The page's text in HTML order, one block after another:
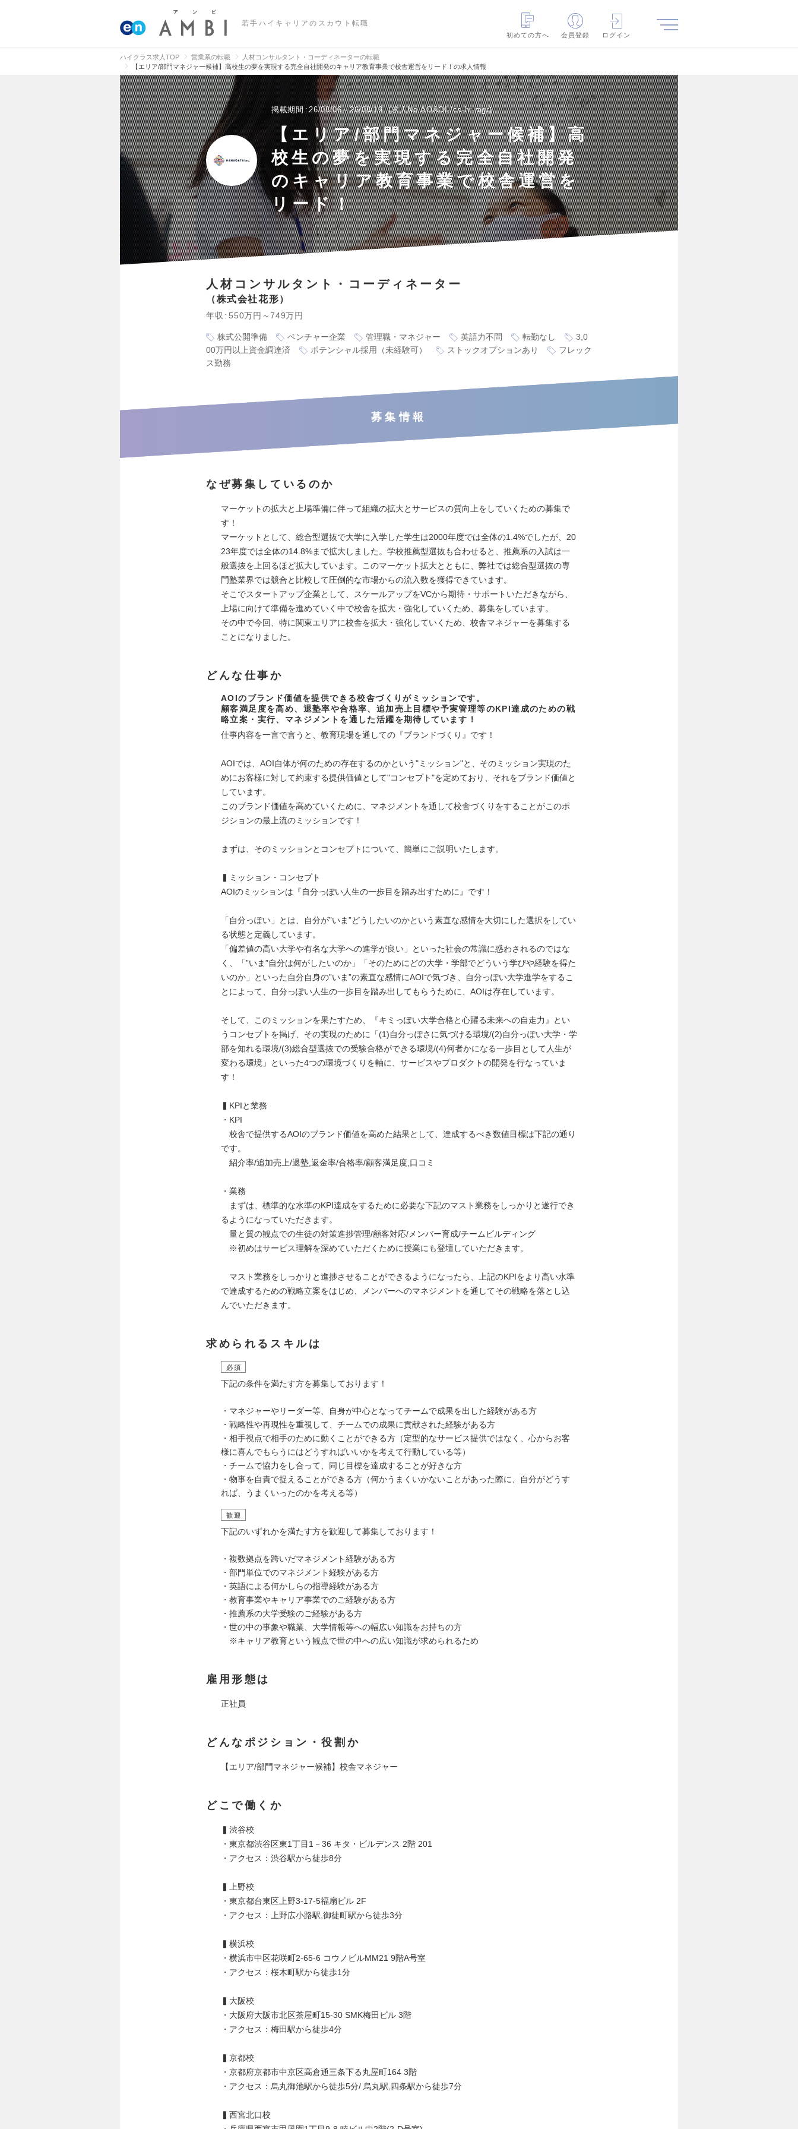
若手ハイキャリアのスカウト転職
初めての方へ
会員登録 ログイン
ハイクラス求人TOP 営業系の転職
人材コンサルタント・コーディネーターの転職
【エリア/部門マネジャー候補】高校生の夢を実現する完全自社開発のキャリア教育事業で校舎運営をリード！の求人情報
掲載期間 26/08/06～26/08/19 求人No.AOAOI-/cs-hr-mgr
【エリア/部門マネジャー候補】高
校生の夢を実現する完全自社開発
のキャリア教育事業で校舎運営を
リード！
人材コンサルタント・コーディネーター
株式会社花形
年収 550万円～749万円
株式公開準備 ベンチャー企業 管理職・マネジャー 英語力不問 転勤なし
3,0
00万円以上資金調達済
ポテンシャル採用（未経験可） ストックオプションあり
フレック
ス勤務
募集情報
なぜ募集しているのか
マーケットの拡大と上場準備に伴って組織の拡大とサービスの質向上をしていくための募集で
す！
マーケットとして、総合型選抜で大学に入学した学生は2000年度では全体の1.4%でしたが、20
23年度では全体の14.8%まで拡大しました。学校推薦型選抜も合わせると、推薦系の入試は一
般選抜を上回るほど拡大しています。このマーケット拡大とともに、弊社では総合型選抜の専
門塾業界では競合と比較して圧倒的な市場からの流入数を獲得できています。
そこでスタートアップ企業として、スケールアップをVCから期待・サポートいただきながら、
上場に向けて準備を進めていく中で校舎を拡大・強化していくため、募集をしています。
その中で今回、特に関東エリアに校舎を拡大・強化していくため、校舎マネジャーを募集する
ことになりました。
どんな仕事か
AOIのブランド価値を提供できる校舎づくりがミッションです。
顧客満足度を高め、退塾率や合格率、追加売上目標や予実管理等のKPI達成のための戦
略立案・実行、マネジメントを通した活躍を期待しています！
仕事内容を一言で言うと、教育現場を通しての『ブランドづくり』です！
AOIでは、AOI自体が何のための存在するのかという"ミッション"と、そのミッション実現のた
めにお客様に対して約束する提供価値として"コンセプト"を定めており、それをブランド価値と
しています。
このブランド価値を高めていくために、マネジメントを通して校舎づくりをすることがこのポ
ジションの最上流のミッションです！
まずは、そのミッションとコンセプトについて、簡単にご説明いたします。
▍ミッション・コンセプト
AOIのミッションは『自分っぽい人生の一歩目を踏み出すために』です！
「自分っぽい」とは、自分が”いま”どうしたいのかという素直な感情を大切にした選択をしてい
る状態と定義しています。
「偏差値の高い大学や有名な大学への進学が良い」といった社会の常識に惑わされるのではな
く、「”いま”自分は何がしたいのか」「そのためにどの大学・学部でどういう学びや経験を得た
いのか」といった自分自身の”いま”の素直な感情にAOIで気づき、自分っぽい大学進学をするこ
とによって、自分っぽい人生の一歩目を踏み出してもらうために、AOIは存在しています。
そして、このミッションを果たすため、『キミっぽい大学合格と心躍る未来への自走力』とい
うコンセプトを掲げ、その実現のために「(1)自分っぽさに気づける環境/(2)自分っぽい大学・学
部を知れる環境/(3)総合型選抜での受験合格ができる環境/(4)何者かになる一歩目として人生が
変わる環境」といった4つの環境づくりを軸に、サービスやプロダクトの開発を行なっていま
す！
▍KPIと業務
・KPI
校舎で提供するAOIのブランド価値を高めた結果として、達成するべき数値目標は下記の通り
です。
紹介率/追加売上/退塾,返金率/合格率/顧客満足度,口コミ
・業務
まずは、標準的な水準のKPI達成をするために必要な下記のマスト業務をしっかりと遂行でき
るようになっていただきます。
量と質の観点での生徒の対策進捗管理/顧客対応/メンバー育成/チームビルディング
※初めはサービス理解を深めていただくために授業にも登壇していただきます。
マスト業務をしっかりと進捗させることができるようになったら、上記のKPIをより高い水準
で達成するための戦略立案をはじめ、メンバーへのマネジメントを通してその戦略を落とし込
んでいただきます。
求められるスキルは
必須
下記の条件を満たす方を募集しております！
・マネジャーやリーダー等、自身が中心となってチームで成果を出した経験がある方
・戦略性や再現性を重視して、チームでの成果に貢献された経験がある方
・相手視点で相手のために動くことができる方（定型的なサービス提供ではなく、心からお客
様に喜んでもらうにはどうすればいいかを考えて行動している等）
・チームで協力をし合って、同じ目標を達成することが好きな方
・物事を自責で捉えることができる方（何かうまくいかないことがあった際に、自分がどうす
れば、うまくいったのかを考える等）
歓迎
下記のいずれかを満たす方を歓迎して募集しております！
・複数拠点を跨いだマネジメント経験がある方
・部門単位でのマネジメント経験がある方
・英語による何かしらの指導経験がある方
・教育事業やキャリア事業でのご経験がある方
・推薦系の大学受験のご経験がある方
・世の中の事象や職業、大学情報等への幅広い知識をお持ちの方
※キャリア教育という観点で世の中への広い知識が求められるため
雇用形態は
正社員
どんなポジション・役割か
【エリア/部門マネジャー候補】校舎マネジャー
どこで働くか
▍渋谷校
・東京都渋谷区東1丁目1－36 キタ・ビルデンス 2階 201
・アクセス：渋谷駅から徒歩8分
▍上野校
・東京都台東区上野3-17-5福扇ビル 2F
・アクセス：上野広小路駅,御徒町駅から徒歩3分
▍横浜校
・横浜市中区花咲町2-65-6 コウノビルMM21 9階A号室
・アクセス：桜木町駅から徒歩1分
▍大阪校
・大阪府大阪市北区茶屋町15-30 SMK梅田ビル 3階
・アクセス：梅田駅から徒歩4分
▍京都校
・京都府京都市中京区高倉通三条下る丸屋町164 3階
・アクセス：烏丸御池駅から徒歩5分/ 烏丸駅,四条駅から徒歩7分
▍西宮北口校